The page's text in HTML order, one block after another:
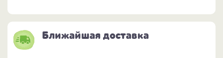
Ближайшая доставка